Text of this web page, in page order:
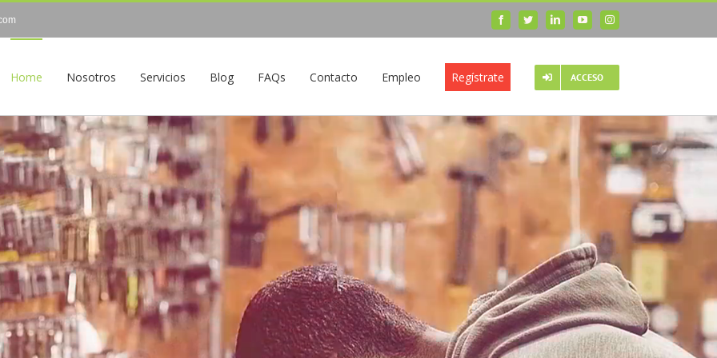
FacebookTwitterLinkedInYouTubeInstagram
Home Nosotros Servicios Blog FAQs Contacto Empleo Regístrate ACCESO